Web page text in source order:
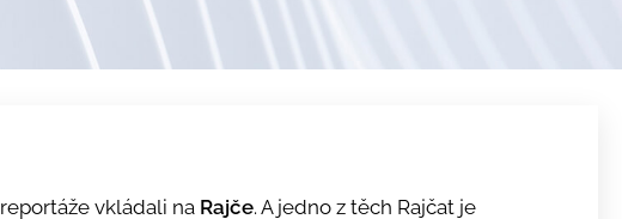
vkládali na Rajče. A jedno z těch Rajčat je